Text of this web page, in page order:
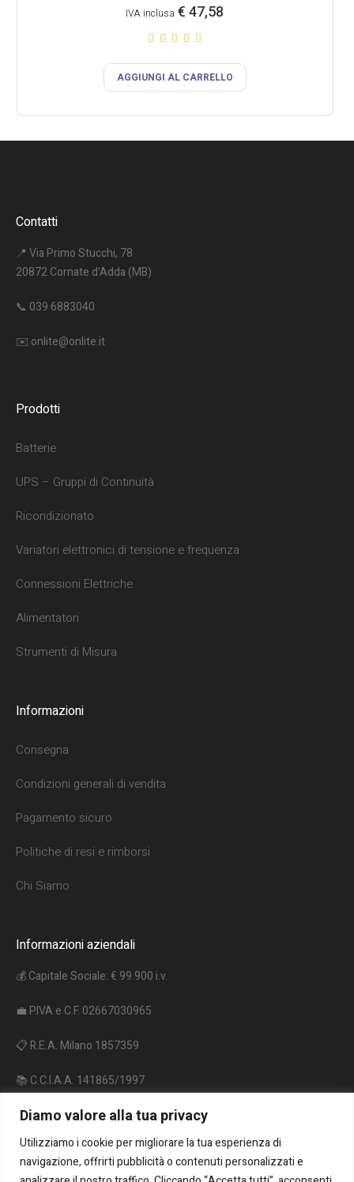
Diamo valore alla tua privacy
Utilizziamo i cookie per migliorare la tua esperienza di
navigazione, offrirti pubblicità o contenuti personalizzati e
€47,58
IVA inclusa
AGGIUNGI AL CARRELLO
Contatti
📍 Via Primo Stucchi, 78
20872 Cornate d'Adda (MB)
📞 039 6883040
✉️ onlite@onlite.it
Prodotti
Batterie
UPS – Gruppi di Continuità
Ricondizionato
Variatori elettronici di tensione e frequenza
Connessioni Elettriche
Alimentatori
Strumenti di Misura
Informazioni
Consegna
Condizioni generali di vendita
Pagamento sicuro
Politiche di resi e rimborsi
Chi Siamo
Informazioni aziendali
💰 Capitale Sociale: € 99.900 i.v.
💼 P.IVA e C.F. 02667030965
📋 R.E.A. Milano 1857359
📚 C.C.I.A.A. 141865/1997
🔋 Reg. P.A. IT09060P00000962
♻️ Reg. A.E.E. IT18020000010206